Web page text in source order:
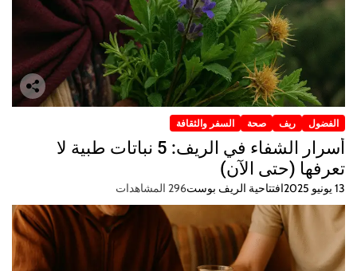
الفضول ريف صحة السفر والثقافة
أسرار الشفاء في الريف: 5 نباتات طبية لا
تعرفها (حتى الآن)
13 يونيو 2025 افتتاحية الريف بوست296 المشاهدات